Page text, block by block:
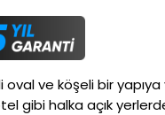
ve köşeli bir
gibi halka açık